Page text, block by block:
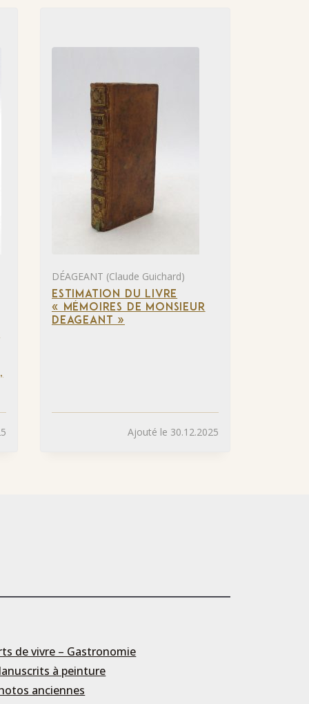
DÉAGEANT (Claude Guichard)
ESTIMATION DU LIVRE
« MÉMOIRES DE MONSIEUR
DEAGEANT »
Ajouté le 30.12.2025
de vivre – Gastronomie
à peinture
anciennes